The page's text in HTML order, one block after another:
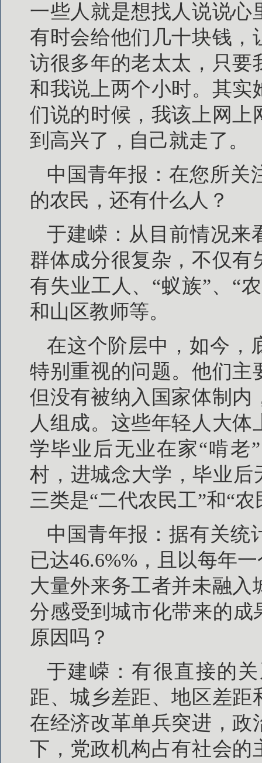
一些人就是想找人说说
有时会给他们几十块钱，
访很多年的老太太，只要
和我说上两个小时。其实
们说的时候，我该上网上
到高兴了，自己就走了。
中国青年报：在您所关
的农民，还有什么人？
于建嵘：从目前情况来
群体成分很复杂，不仅
有失业工人、“蚁族”、“
和山区教师等。
在这个阶层中，如今，
特别重视的问题。他们主
但没有被纳入国家体制内
人组成。这些年轻人大
学毕业后无业在家“啃老
村，进城念大学，毕业后
三类是“二代农民工”和“
中国青年报：据有关统
已达46.6%%，且以每年
大量外来务工者并未融
分感受到城市化带来的成
原因吗？
于建嵘：有很直接的
距、城乡差距、地区差
在经济改革单兵突进，政
下，党政机构占有社会的